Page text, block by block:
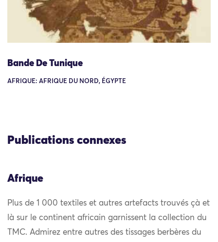
Bande De Tunique
AFRIQUE: AFRIQUE DU NORD, ÉGYPTE
Publications connexes
Afrique
Plus de 1 000 textiles et autres artefacts trouvés çà et
là sur le continent africain garnissent la collection du
TMC. Admirez entre autres des tissages berbères du